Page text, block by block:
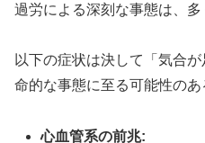
過労による深刻な事態は、多
以下の症状は決して「気合
命的な事態に至る可能性のあ
心血管系の前兆: